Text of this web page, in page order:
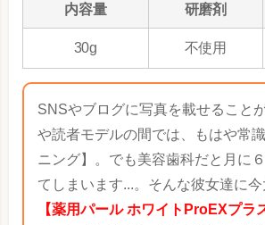
内容量 研磨剤
30g 不使用
SNSやブログに写真を載せること
や読者モデルの間では、もはや常
ニング】。でも美容歯科だと月に
てしまいます...。そんな彼女達に
【薬用パール ホワイトProEXプラ